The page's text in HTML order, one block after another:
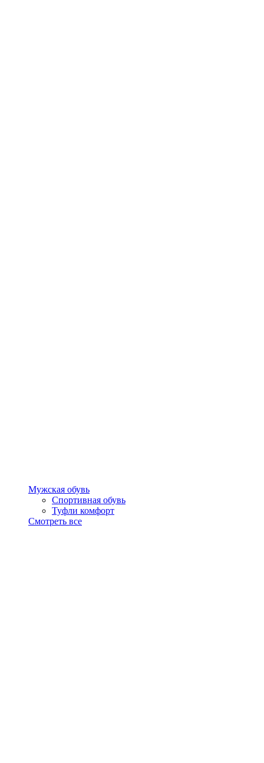
Мужская обувь
Спортивная обувь
Туфли комфорт
Смотреть все